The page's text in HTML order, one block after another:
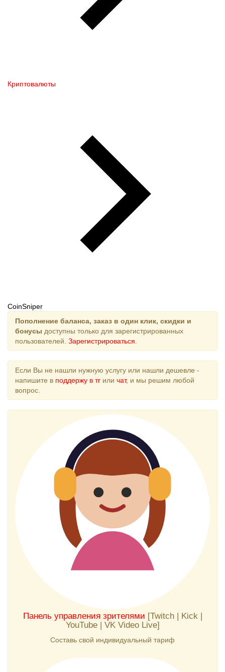
Пополнение баланса, заказ в один клик, скидки и
бонусыдоступны только для зарегистрированных
пользователей.Зарегистрироваться.
Если Вы не нашли нужную услугу или нашли дешевле -
напишите в поддержу в тгиличат , и мы решим любой
вопрос.
Панель управления зрителями
YouTube | VK Video Live]